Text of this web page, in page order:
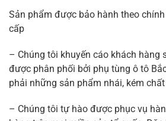
Sản phẩm được bảo hành theo
cấp
– Chúng tôi khuyến cáo khách hàng
được phân phối bởi phụ tùng ô tô
phải những sản phẩm nhái, kém
– Chúng tôi tự hào được phục vụ